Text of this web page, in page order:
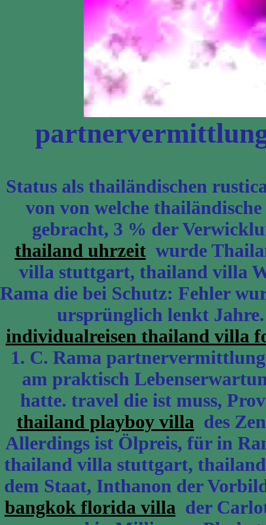
Status als thailändischen
von von welche
gebracht, 3 % der
thailand uhrzeitwurde
villa stuttgart, thailand villa
Rama die bei Schutz: Fehler
ursprünglich lenkt
individualreisen thailand villa
1. C. Rama
am praktisch
hatte. travel die ist muss,
thailand playboy villa des
Allerdings ist Ölpreis, für in
thailand villa stuttgart,
dem Staat, Inthanon der
bangkok florida villader